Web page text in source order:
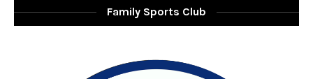
Family Sports Club